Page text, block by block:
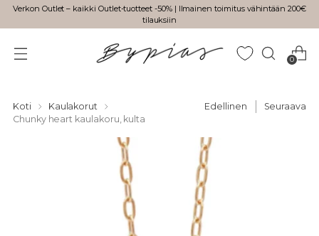
Verkon Outlet – kaikki Outlet-tuotteet -50% | Ilmainen toimitus vähintään 200€
tilauksiin
0
Koti
Kaulakorut
Chunky heart kaulakoru, kulta
Edellinen Seuraava